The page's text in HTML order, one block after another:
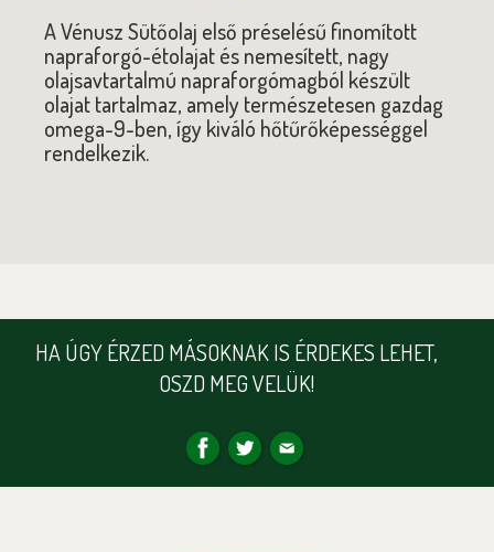
A Vénusz Sütőolaj első préselésű finomított
napraforgó-étolajat és nemesített, nagy
olajsavtartalmú napraforgómagból készült
olajat tartalmaz, amely természetesen gazdag
omega-9-ben, így kiváló hőtűrőképességgel
rendelkezik.
HA ÚGY ÉRZED MÁSOKNAK IS ÉRDEKES LEHET,
OSZD MEG VELÜK!